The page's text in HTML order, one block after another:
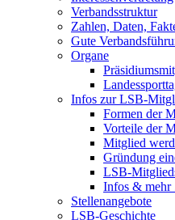
Verbandsstruktur
Zahlen, Daten,
Gute
Organe
Infos zur LSB-
Formen der
Vorteile der
Mitglied
Gründung
LSB-
Infos & mehr
Stellenangebote
LSB-Geschichte